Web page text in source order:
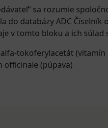
sa rozumie
do databázy ADC
v tomto bloku a ich
alfa-tokoferylacetát (vitamín
officinale (púpava)